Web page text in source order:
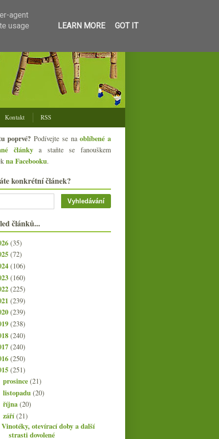
Kontakt RSS
poprvé? Podívejte se naoblíbené a
článkya staňte se fanouškem
na Facebooku.
konkrétní článek?
článků...
(35)
(72)
(106)
(160)
(225)
(239)
(239)
(238)
(240)
(240)
(250)
(251)
prosince(21)
listopadu(20)
října(20)
září(21)
Vinotéky, otevírací doby a další
strasti dovolené
agent
usage
LEARN MORE GOT IT